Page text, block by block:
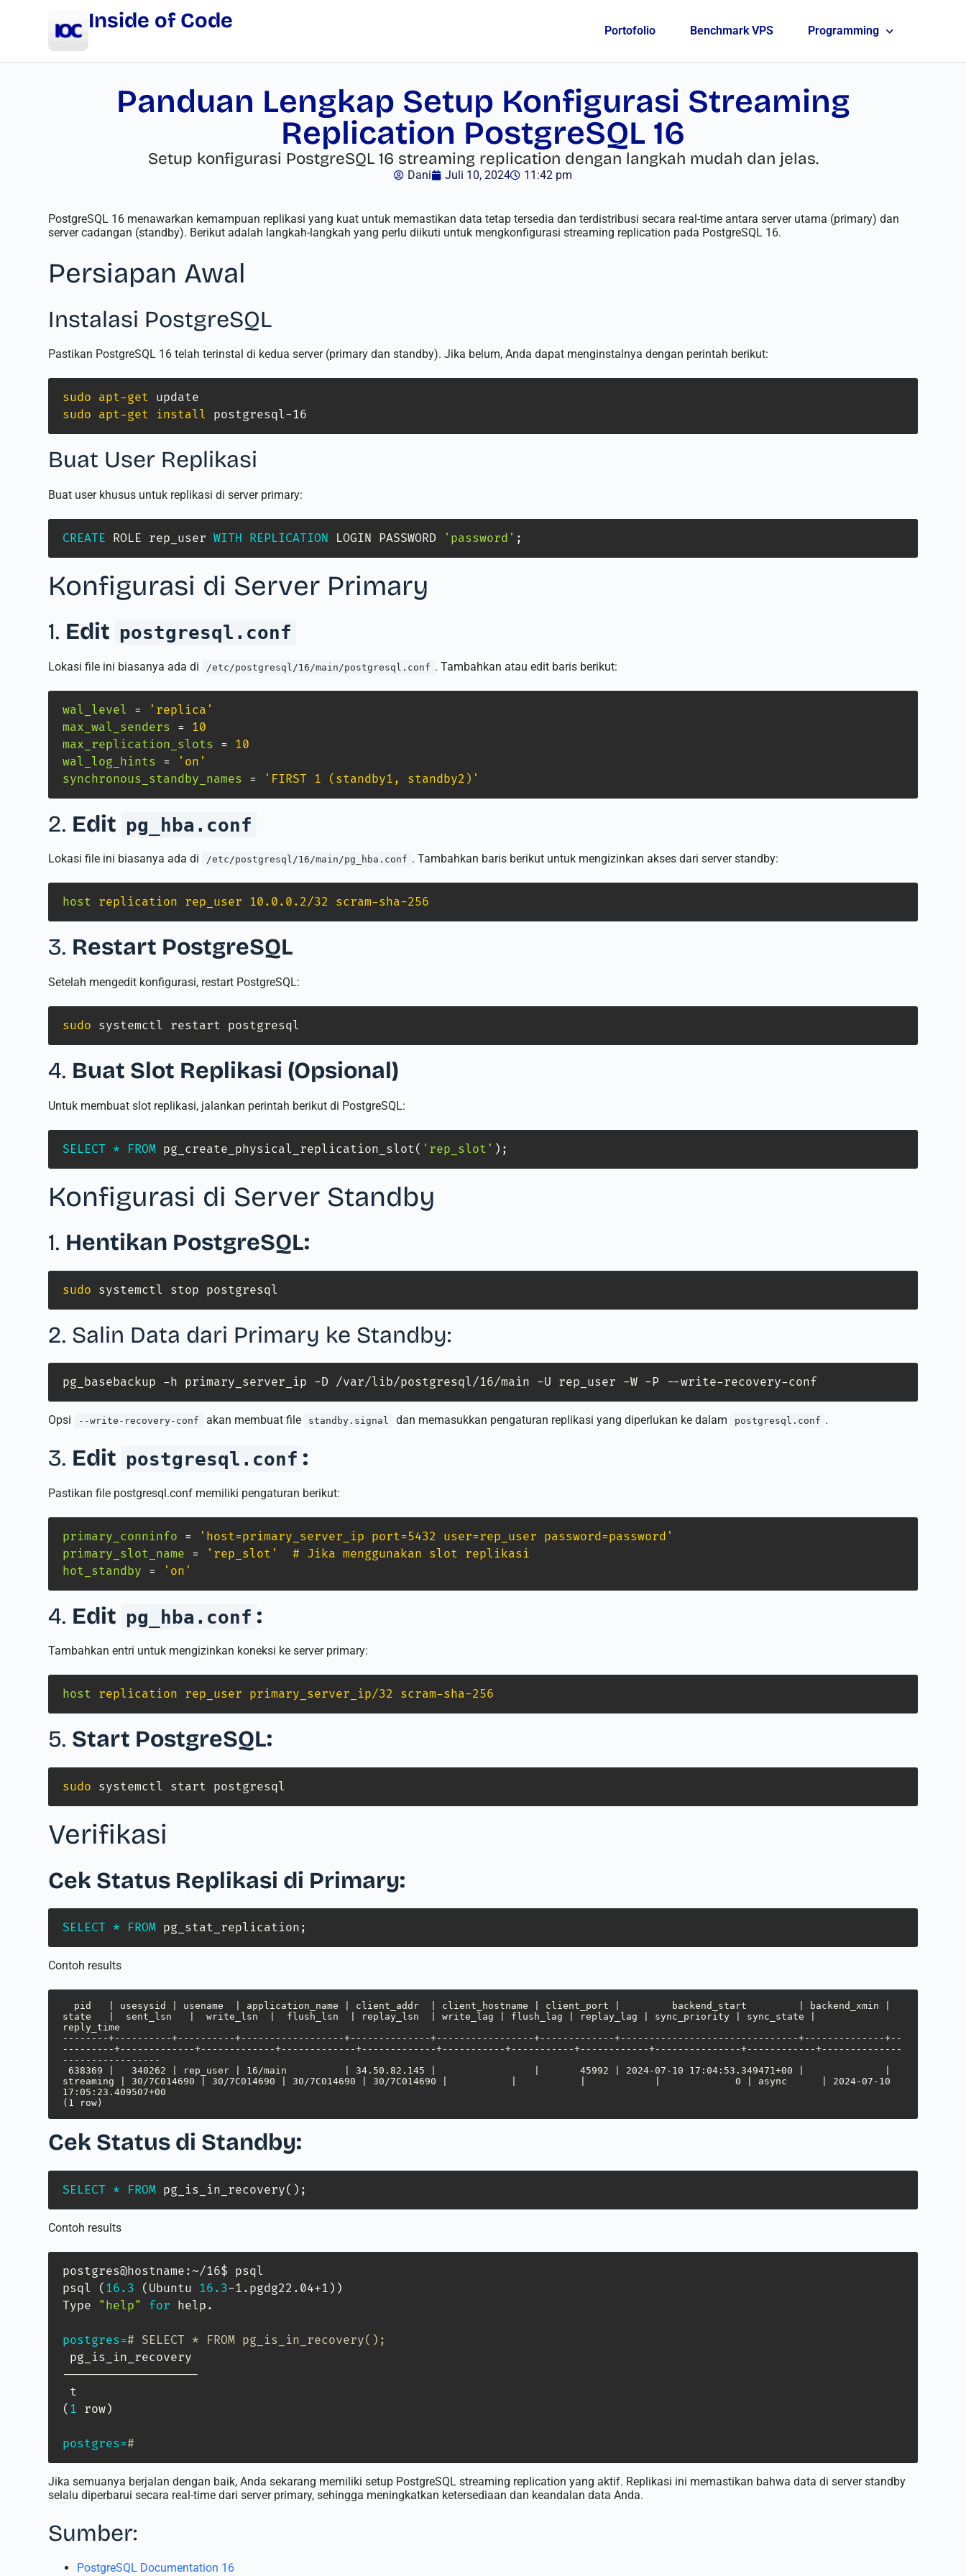
Inside of Code Portofolio Benchmark VPS Programming
Panduan Lengkap Setup Konfigurasi Streaming
Replication PostgreSQL 16
Setup konfigurasi PostgreSQL 16 streaming replication dengan langkah mudah dan jelas.
Dani Juli 10, 2024 11:42 pm
PostgreSQL 16 menawarkan kemampuan replikasi yang kuat untuk memastikan data tetap tersedia dan terdistribusi secara real-time antara server utama (primary) dan
server cadangan (standby). Berikut adalah langkah-langkah yang perlu diikuti untuk mengkonfigurasi streaming replication pada PostgreSQL 16.
Persiapan Awal
Instalasi PostgreSQL
Pastikan PostgreSQL 16 telah terinstal di kedua server (primary dan standby). Jika belum, Anda dapat menginstalnya dengan perintah berikut:
sudo apt-get
sudo apt-get install postgresql-16
Buat User Replikasi
Buat user khusus untuk replikasi di server primary:
CREATE ROLE rep_user WITH REPLICATION LOGIN PASSWORD 'password' ;
Konfigurasi di Server Primary
1. Edit postgresql.conf
Lokasi file ini biasanya ada di /etc/postgresql/16/main/postgresql.conf . Tambahkan atau edit baris berikut:
wal_level =
'replica'
max_wal_senders =
10
max_replication_slots =
10
wal_log_hints =
'on'
synchronous_standby_names = 'FIRST 1 (standby1, standby2)'
2. Edit pg_hba.conf
Lokasi file ini biasanya ada di /etc/postgresql/16/main/pg_hba.conf . Tambahkan baris berikut untuk mengizinkan akses dari server standby:
host replication rep_user 10.0.0.2/32 scram-sha-256
3. Restart PostgreSQL
Setelah mengedit konfigurasi, restart PostgreSQL:
sudo systemctl restart postgresql
4. Buat Slot Replikasi (Opsional)
Untuk membuat slot replikasi, jalankan perintah berikut di PostgreSQL:
SELECT * FROM pg_create_physical_replication_slot( 'rep_slot' ) ;
Konfigurasi di Server Standby
1. Hentikan PostgreSQL:
sudo systemctl stop postgresql
2. Salin Data dari Primary ke Standby:
pg_basebackup -h primary_server_ip -D /var/lib/postgresql/16/main -U rep_user -W -P --write-recovery-conf
Opsi --write-recovery-conf akan membuat file standby.signal dan memasukkan pengaturan replikasi yang diperlukan ke dalam postgresql.conf .
3. Edit postgresql.conf :
Pastikan file postgresql.conf memiliki pengaturan berikut:
primary_conninfo =
'host=primary_server_ip port=5432 user=rep_user password=password'
primary_slot_name =
'rep_slot'  # Jika menggunakan slot replikasi
hot_standby = 'on'
4. Edit pg_hba.conf :
Tambahkan entri untuk mengizinkan koneksi ke server primary:
host replication rep_user primary_server_ip/32 scram-sha-256
5. Start PostgreSQL:
sudo systemctl start postgresql
Verifikasi
Cek Status Replikasi di Primary:
SELECT * FROM pg_stat_replication ;
Contoh results
state   |  sent_lsn   |  write_lsn  |  flush_lsn  | replay_lsn  | write_lag | flush_lag | replay_lag | sync_priority | sync_state |
reply_time
--------+----------+----------+------------------+--------------+-----------------+-------------+-------------------------------+--------------+--
---------+-------------+-------------+-------------+-------------+-----------+-----------+------------+---------------+------------+--------------
-----------------
638369 |   340262 | rep_user | 16/main          | 34.50.82.145 |                 |       45992 | 2024-07-10 17:04:53.349471+00 |              |
streaming | 30/7C014690 | 30/7C014690 | 30/7C014690 | 30/7C014690 |           |           |            |             0 | async      | 2024-07-10
17:05:23.409507+00
(1 row)
Cek Status di Standby:
SELECT * FROM pg_is_in_recovery( ) ;
Contoh results
postgres@hostname:~/16$ psql
psql ( 16.3 ( Ubuntu 16.3-1.pgdg22.04+1 ))
Type "help" for help.
postgres=# SELECT * FROM pg_is_in_recovery();
pg_is_in_recovery
-------------------
( 1 row)
postgres=#
Jika semuanya berjalan dengan baik, Anda sekarang memiliki setup PostgreSQL streaming replication yang aktif. Replikasi ini memastikan bahwa data di server standby
selalu diperbarui secara real-time dari server primary, sehingga meningkatkan ketersediaan dan keandalan data Anda.
Sumber:
PostgreSQL Documentation 16